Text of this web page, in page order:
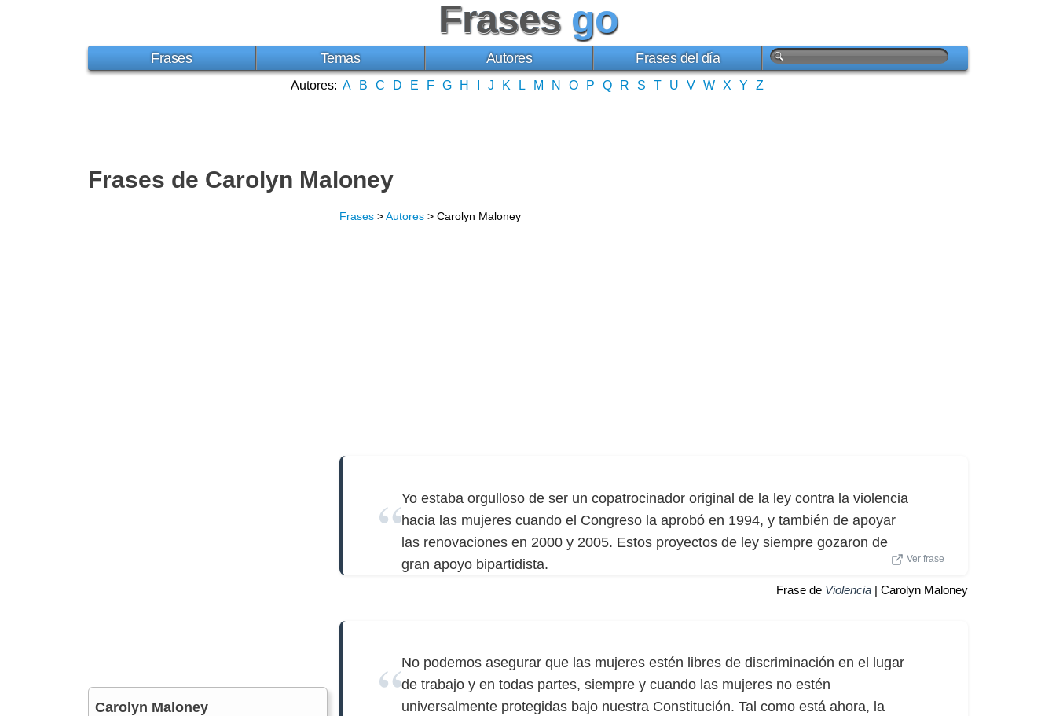
Frases go
Frases Temas Autores Frases del día
Autores: A B C D E F G H J K L M N O P Q R S T U V W X Y Z
Frases de Carolyn Maloney
Frases >Autores > Carolyn Maloney
Yo estaba orgulloso de ser un copatrocinador original de la ley contra la violencia
hacia las mujeres cuando el Congreso la aprobó en 1994, y también de apoyar
las renovaciones en 2000 y 2005. Estos proyectos de ley siempre gozaron de
gran apoyo bipartidista.
Ver frase
Frase de Violencia | Carolyn Maloney
No podemos asegurar que las mujeres estén libres de discriminación en el lugar
de trabajo y en todas partes, siempre y cuando las mujeres no estén
universalmente protegidas bajo nuestra Constitución. Tal como está ahora, la
Carolyn Maloney